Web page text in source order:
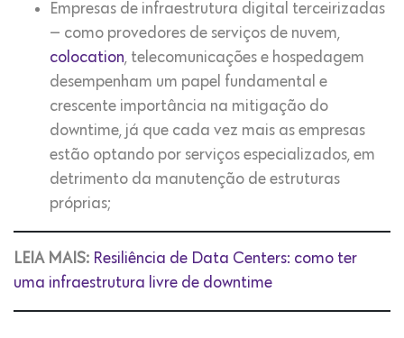
Empresas de infraestrutura digital terceirizadas
— como provedores de serviços de nuvem,
colocation, telecomunicações e hospedagem
desempenham um papel fundamental e
crescente importância na mitigação do
downtime, já que cada vez mais as empresas
estão optando por serviços especializados, em
detrimento da manutenção de estruturas
próprias;
LEIA MAIS: Resiliência de Data Centers: como ter
uma infraestrutura livre de downtime